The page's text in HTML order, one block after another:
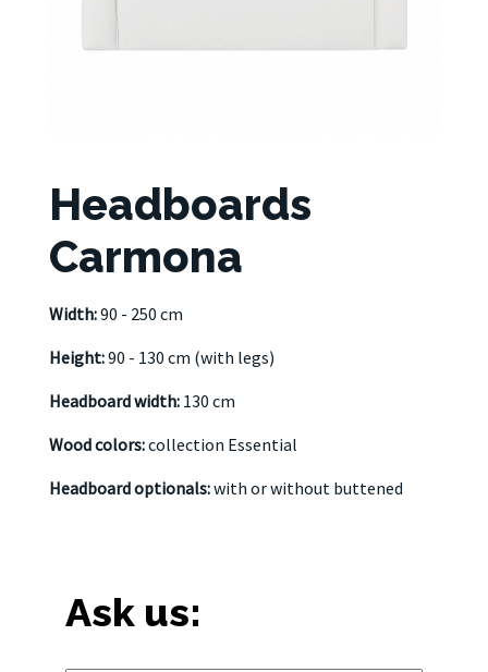
Headboards
Carmona
Width:90 - 250 cm
Height:90 - 130 cm (with legs)
Headboard width: 130 cm
Wood colors:collection Essential
Headboard optionals:with or without buttened
Ask us: